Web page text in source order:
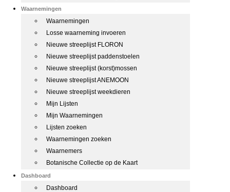
Waarnemingen
Waarnemingen
Losse waarneming invoeren
Nieuwe streeplijst FLORON
Nieuwe streeplijst paddenstoelen
Nieuwe streeplijst (korst)mossen
Nieuwe streeplijst ANEMOON
Nieuwe streeplijst weekdieren
Mijn Lijsten
Mijn Waarnemingen
Lijsten zoeken
Waarnemingen zoeken
Waarnemers
Botanische Collectie op de Kaart
Dashboard
Dashboard